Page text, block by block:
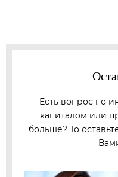
Есть вопрос по
капиталом или
больше? То